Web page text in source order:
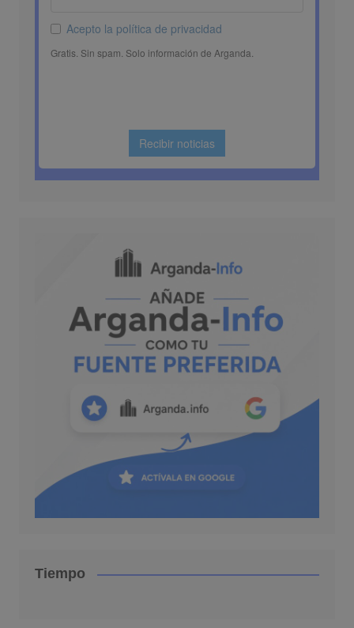
Tiempo